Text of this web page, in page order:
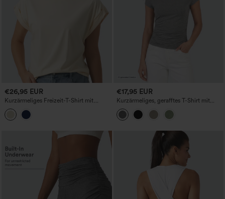
€26,95 EUR
Kurzärmeliges Freizeit-T-Shirt mit
Rundhalsausschnitt
€17,95 EUR
Kurzärmeliges, gerafftes T-Shirt mit
Stehkragen